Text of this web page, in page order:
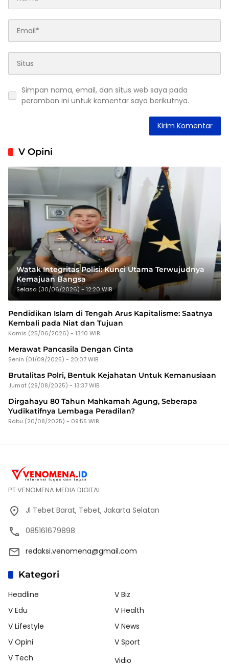
Simpan nama, email, dan situs web saya pada
peramban ini untuk komentar saya berikutnya.
V Opini
Watak Integritas Polisi: Kunci Utama Terwujudnya
Kemajuan Bangsa
Selasa (30/06/2026) - 12:20 WIB
Pendidikan Islam di Tengah Arus Kapitalisme: Saatnya
Kembali pada Niat dan Tujuan
Kamis (25/06/2026) - 13:10 WIB
Merawat Pancasila Dengan Cinta
Senin (01/09/2025) - 20:07 WIB
Brutalitas Polri, Bentuk Kejahatan Untuk Kemanusiaan
Jumat (29/08/2025) - 13:37 WIB
Dirgahayu 80 Tahun Mahkamah Agung, Seberapa
Yudikatifnya Lembaga Peradilan?
Rabu (20/08/2025) - 09:55 WIB
PT VENOMENA MEDIA DIGITAL
Jl Tebet Barat, Tebet, Jakarta Selatan
085161679898
redaksi.venomena@gmail.com
Kategori
Headline
V Biz
V Edu
V Health
V Lifestyle
V News
V Opini
V Sport
V Tech
Vidio